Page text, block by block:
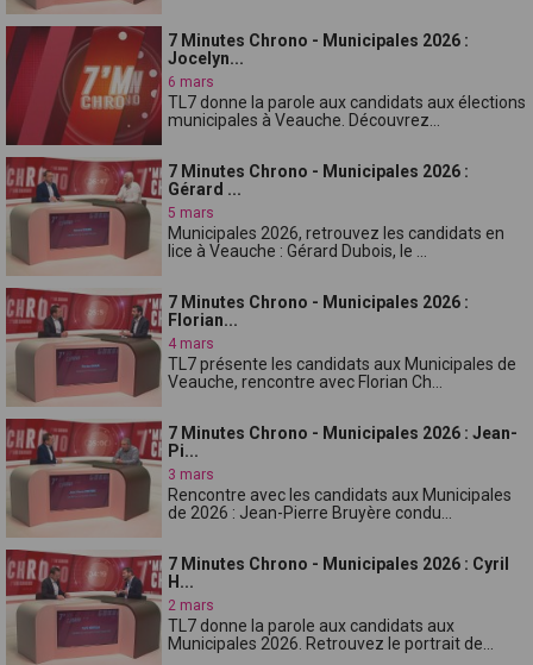
7 Minutes Chrono - Municipales 2026 :
Jocelyn...
6 mars
TL7 donne la parole aux candidats aux élections
municipales à Veauche. Découvrez...
7 Minutes Chrono - Municipales 2026 :
Gérard ...
5 mars
Municipales 2026, retrouvez les candidats en
lice à Veauche : Gérard Dubois, le ...
7 Minutes Chrono - Municipales 2026 :
Florian...
4 mars
TL7 présente les candidats aux Municipales de
Veauche, rencontre avec Florian Ch...
7 Minutes Chrono - Municipales 2026 : Jean-
Pi...
3 mars
Rencontre avec les candidats aux Municipales
de 2026 : Jean-Pierre Bruyère condu...
7 Minutes Chrono - Municipales 2026 : Cyril
H...
2 mars
TL7 donne la parole aux candidats aux
Municipales 2026. Retrouvez le portrait de...